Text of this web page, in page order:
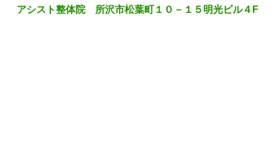
アシスト整体院 所沢市松葉町１０－１５明光ビル４F